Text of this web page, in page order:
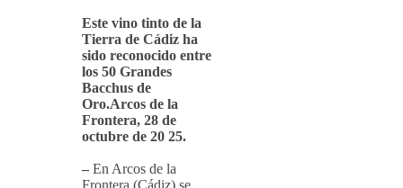
Este vino tinto de la
Tierra de Cádiz ha
sido reconocido entre
los 50 Grandes
Bacchus de
Oro.Arcos de la
Frontera, 28 de
octubre de 20 25.
– En Arcos de la